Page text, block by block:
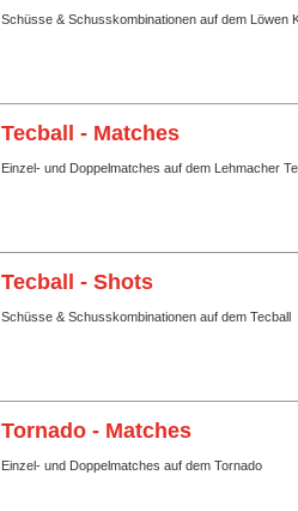
Schüsse & Schusskombinationen auf dem Löwen
Tecball - Matches
Einzel- und Doppelmatches auf dem Lehmacher
Tecball - Shots
Schüsse & Schusskombinationen auf dem Tecball
Tornado - Matches
Einzel- und Doppelmatches auf dem Tornado